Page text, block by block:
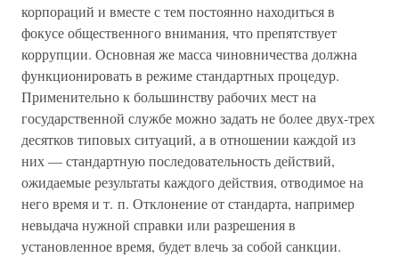
корпораций и вместе с тем постоянно находиться в
фокусе общественного внимания, что препятствует
коррупции. Основная же масса чиновничества должна
функционировать в режиме стандартных процедур.
Применительно к большинству рабочих мест на
государственной службе можно задать не более двух-трех
десятков типовых ситуаций, а в отношении каждой из
них — стандартную последовательность действий,
ожидаемые результаты каждого действия, отводимое на
него время и т. п. Отклонение от стандарта, например
невыдача нужной справки или разрешения в
установленное время, будет влечь за собой санкции.